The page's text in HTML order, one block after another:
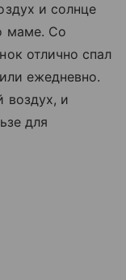
и солнце
маме. Со
отлично спал
ежедневно.
воздух, и
для